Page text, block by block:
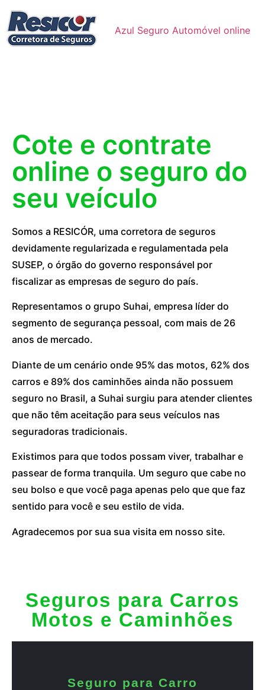
Azul Seguro Automóvel online
Cote e contrate
online o seguro do
seu veículo
Somos a RESICÓR, uma corretora de seguros
devidamente regularizada e regulamentada pela
SUSEP, o órgão do governo responsável por
fiscalizar as empresas de seguro do país.
Representamos o grupo Suhai, empresa líder do
segmento de segurança pessoal, com mais de 26
anos de mercado.
Diante de um cenário onde 95% das motos, 62% dos
carros e 89% dos caminhões ainda não possuem
seguro no Brasil, a Suhai surgiu para atender clientes
que não têm aceitação para seus veículos nas
seguradoras tradicionais.
Existimos para que todos possam viver, trabalhar e
passear de forma tranquila. Um seguro que cabe no
seu bolso e que você paga apenas pelo que que faz
sentido para você e seu estilo de vida.
Agradecemos por sua sua visita em nosso site.
Seguros para Carros
Motos e Caminhões
Seguro para Carro